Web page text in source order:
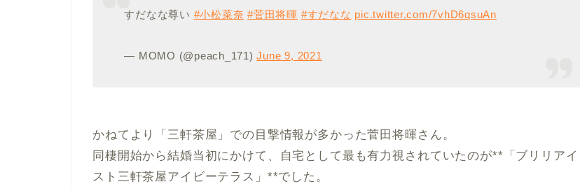
すだなな尊い #小松菜奈 #菅田将暉 #すだなな pic.twitter.com/7vhD6qsuAn
— MOMO (@peach_171)June 9, 2021
かねてより「三軒茶屋」での目撃情報が多かった菅田将暉さん。
同棲開始から結婚当初にかけて、自宅として最も有力視されていたのが**「ブリリアイ
スト三軒茶屋アイビーテラス」**でした。